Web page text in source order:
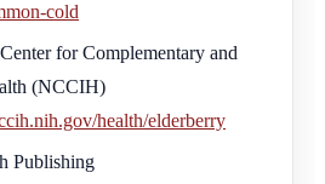
cold
for Complementary and
(NCCIH)
health/elderberry
Publishing